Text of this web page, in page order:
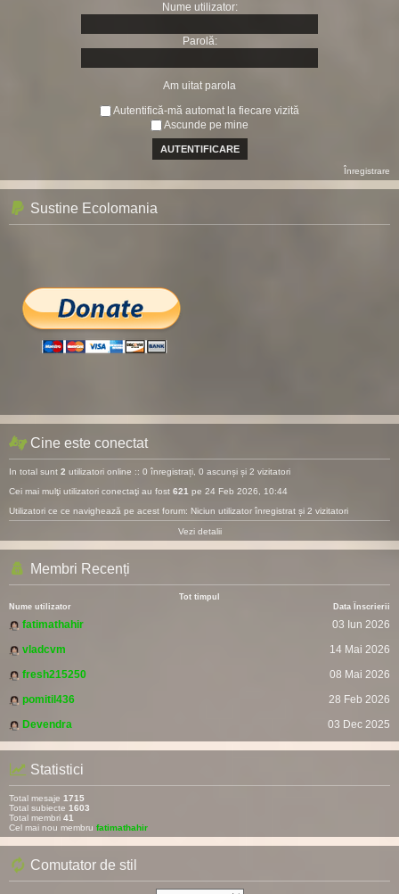
Nume utilizator:
Parolă:
Am uitat parola
Autentifică-mă automat la fiecare vizită
Ascunde pe mine
Înregistrare
Sustine Ecolomania
Cine este conectat
In total sunt 2 utilizatori online :: 0 înregistrați, 0 ascunși și 2 vizitatori
Cei mai mulţi utilizatori conectaţi au fost 621 pe 24 Feb 2026, 10:44
Utilizatori ce ce navighează pe acest forum: Niciun utilizator înregistrat și 2 vizitatori
Vezi detalii
Membri Recenți
Tot timpul
Nume utilizator
Data Înscrierii
fatimathahir
03 Iun 2026
vladcvm
14 Mai 2026
fresh215250
08 Mai 2026
pomitil436
28 Feb 2026
Devendra
03 Dec 2025
Statistici
Total mesaje 1715
Total subiecte 1603
Total membri 41
Cel mai nou membru fatimathahir
Comutator de stil